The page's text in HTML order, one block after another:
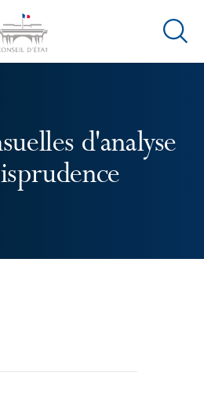
Ouvrir
d'analyse